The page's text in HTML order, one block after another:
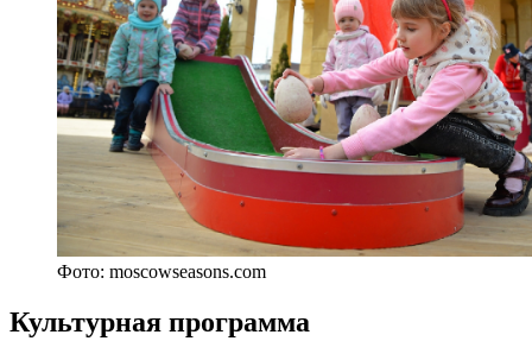
Фото: moscowseasons.com
Культурная программа